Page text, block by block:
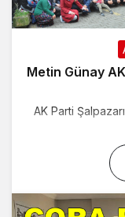
Metin Günay
AK Parti